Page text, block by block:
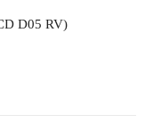
D05 RV)